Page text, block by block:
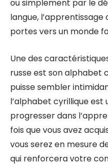
ou simplement par le
langue, l’apprentissage
portes vers un monde
Une des
russe est son alphabet
puisse sembler
l’alphabet cyrillique
progresser dans
fois que vous avez
vous serez en mesure
qui renforcera votre